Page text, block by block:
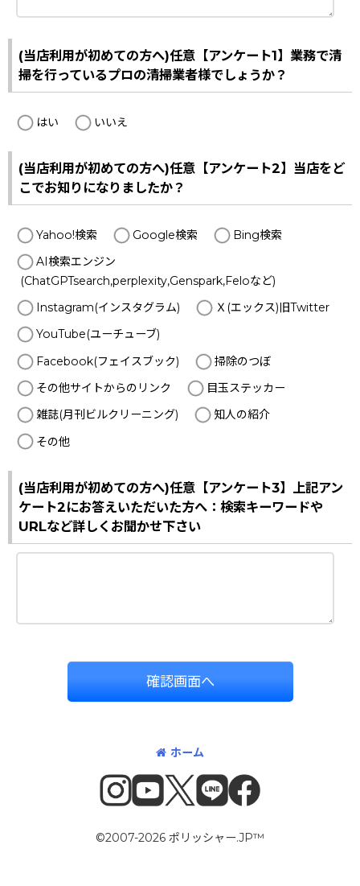
(当店利用が初めての方へ)任意【アンケート1】業務で清
掃を行っているプロの清掃業者様でしょうか？
はい いいえ
(当店利用が初めての方へ)任意【アンケート2】当店をど
こでお知りになりましたか？
Yahoo!検索 Google検索
Bing検索
AI検索エンジン
(ChatGPTsearch,perplexity,Genspark,Feloなど)
Instagram(インスタグラム)
Ｘ(エックス)旧Twitter
YouTube(ユーチューブ)
Facebook(フェイスブック)
掃除のつぼ
その他サイトからのリンク
目玉ステッカー
雑誌(月刊ビルクリーニング)
知人の紹介
その他
(当店利用が初めての方へ)任意【アンケート3】上記アン
ケート2にお答えいただいた方へ：検索キーワードや
URLなど詳しくお聞かせ下さい
確認画面へ
ホーム
©2007-2026 ポリッシャー.JP™